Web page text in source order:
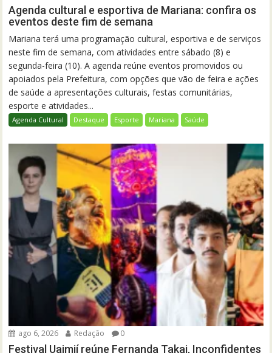
Agenda cultural e esportiva de Mariana: confira os
eventos deste fim de semana
Mariana terá uma programação cultural, esportiva e de serviços
neste fim de semana, com atividades entre sábado (8) e
segunda-feira (10). A agenda reúne eventos promovidos ou
apoiados pela Prefeitura, com opções que vão de feira e ações
de saúde a apresentações culturais, festas comunitárias,
esporte e atividades...
Agenda Cultural Destaque Esporte Mariana Saúde
ago 6, 2026 Redação 0
Festival Uaimií reúne Fernanda Takai, Inconfidentes